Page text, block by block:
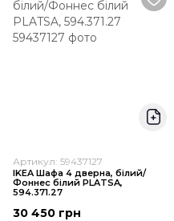
Артикул: 59437127
IKEA Шафа 4 дверна, білий/
Фоннес білий PLATSA,
594.371.27
30 450 грн